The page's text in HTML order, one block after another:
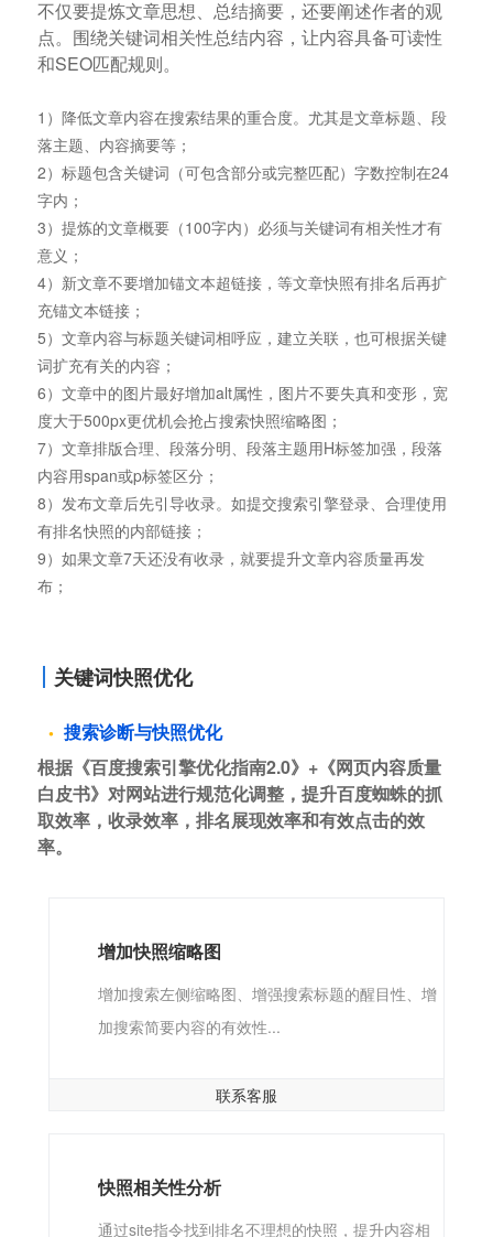
不仅要提炼文章思想、总结摘要，还要阐述作者的观
点。围绕关键词相关性总结内容，让内容具备可读性
和SEO匹配规则。
1）降低文章内容在搜索结果的重合度。尤其是文章标题、段
落主题、内容摘要等；
2）标题包含关键词（可包含部分或完整匹配）字数控制在24
字内；
3）提炼的文章概要（100字内）必须与关键词有相关性才有
意义；
4）新文章不要增加锚文本超链接，等文章快照有排名后再扩
充锚文本链接；
5）文章内容与标题关键词相呼应，建立关联，也可根据关键
词扩充有关的内容；
6）文章中的图片最好增加alt属性，图片不要失真和变形，宽
度大于500px更优机会抢占搜索快照缩略图；
7）文章排版合理、段落分明、段落主题用H标签加强，段落
内容用span或p标签区分；
8）发布文章后先引导收录。如提交搜索引擎登录、合理使用
有排名快照的内部链接；
9）如果文章7天还没有收录，就要提升文章内容质量再发
布；
关键词快照优化
搜索诊断与快照优化
根据《百度搜索引擎优化指南2.0》+《网页内容质量
白皮书》对网站进行规范化调整，提升百度蜘蛛的抓
取效率，收录效率，排名展现效率和有效点击的效
率。
增加快照缩略图
增加搜索左侧缩略图、增强搜索标题的醒目性、增
加搜索简要内容的有效性...
联系客服
快照相关性分析
通过site指令找到排名不理想的快照，提升内容相